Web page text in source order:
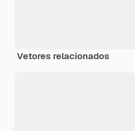
Vetores relacionados